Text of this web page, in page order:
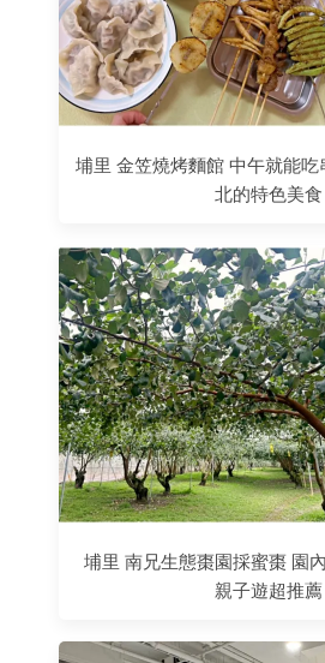
埔里 金笠燒烤麵館 中午就能吃
北的特色美食
埔里 南兄生態棗園採蜜棗 園
親子遊超推薦